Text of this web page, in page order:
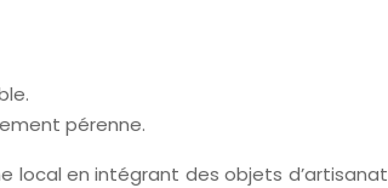
pérenne.
en intégrant des objets